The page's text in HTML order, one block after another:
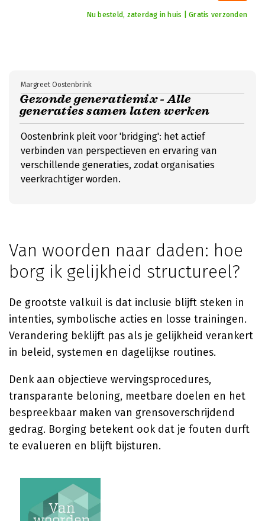
Nu besteld, zaterdag in huis | Gratis verzonden
Gezonde generatiemix - Alle
generaties samen laten werken
Margreet Oostenbrink
Oostenbrink pleit voor 'bridging': het actief
verbinden van perspectieven en ervaring van
verschillende generaties, zodat organisaties
veerkrachtiger worden.
Van woorden naar daden: hoe
borg ik gelijkheid structureel?
De grootste valkuil is dat inclusie blijft steken in
intenties, symbolische acties en losse trainingen.
Verandering beklijft pas als je gelijkheid verankert
in beleid, systemen en dagelijkse routines.
Denk aan objectieve wervingsprocedures,
transparante beloning, meetbare doelen en het
bespreekbaar maken van grensoverschrijdend
gedrag. Borging betekent ook dat je fouten durft
te evalueren en blijft bijsturen.